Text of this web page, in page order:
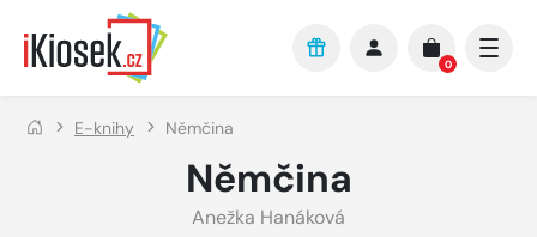
Přejít na hlavní obsah
0
E-knihy Němčina
Němčina
Anežka Hanáková